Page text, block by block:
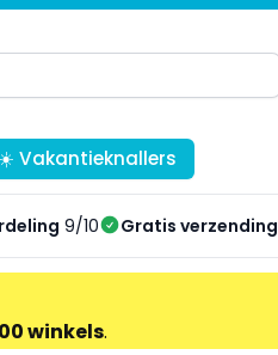
☀️ Vakantieknallers
9/10 Gratis verzending
winkels.